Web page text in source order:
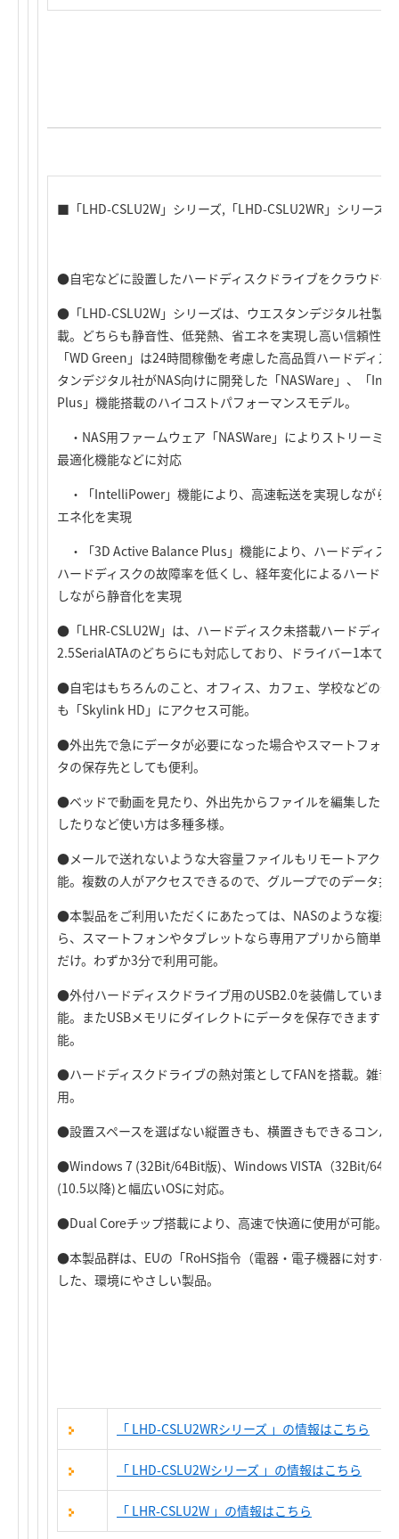
■「LHD-CSLU2W」シリーズ,「LHD-CSLU2WR」シリーズ,
●自宅などに設置したハードディスクドライブをクラウド
●「LHD-CSLU2W」シリーズは、ウエスタンデジタル社製
載。どちらも静音性、低発熱、省エネを実現し高い信頼性
「WD Green」は24時間稼働を考慮した高品質ハードディ
タンデジタル社がNAS向けに開発した「NASWare」、「
Plus」機能搭載のハイコストパフォーマンスモデル。
・NAS用ファームウェア「NASWare」によりストリーミ
最適化機能などに対応
・「IntelliPower」機能により、高速転送を実現しながら
エネ化を実現
・「3D Active Balance Plus」機能により、ハードディス
ハードディスクの故障率を低くし、経年変化によるハード
しながら静音化を実現
●「LHR-CSLU2W」は、ハードディスク未搭載ハードディ
2.5SerialATAのどちらにも対応しており、ドライバー1本で
●自宅はもちろんのこと、オフィス、カフェ、学校などの外
も「Skylink HD」にアクセス可能。
●外出先で急にデータが必要になった場合やスマートフォン
タの保存先としても便利。
●ベッドで動画を見たり、外出先からファイルを編集したり
したりなど使い方は多種多様。
●メールで送れないような大容量ファイルもリモートアクセ
能。複数の人がアクセスできるので、グループでのデータ共
●本製品をご利用いただくにあたっては、NASのような複雑
ら、スマートフォンやタブレットなら専用アプリから簡単
だけ。わずか3分で利用可能。
●外付ハードディスクドライブ用のUSB2.0を装備していま
能。またUSBメモリにダイレクトにデータを保存できます
能。
●ハードディスクドライブの熱対策としてFANを搭載。雑音
用。
●設置スペースを選ばない縦置きも、横置きもできるコンパ
●Windows 7 (32Bit/64Bit版)、Windows VISTA（32Bit/64Bit
(10.5以降)と幅広いOSに対応。
●Dual Coreチップ搭載により、高速で快適に使用が可能。
●本製品群は、EUの「RoHS指令（電器・電子機器に対する
した、環境にやさしい製品。
「 LHD-CSLU2WRシリーズ 」の情報はこちら
「 LHD-CSLU2Wシリーズ 」の情報はこちら
「 LHR-CSLU2W 」の情報はこちら